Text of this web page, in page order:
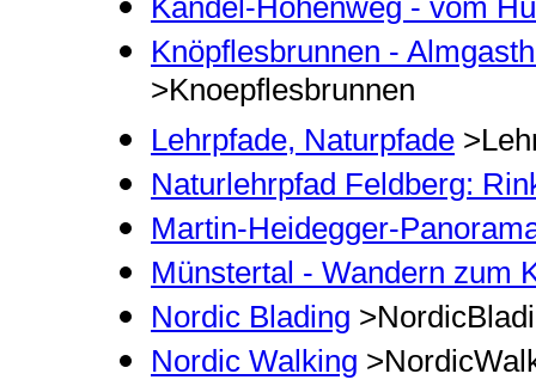
Kandel-Höhenweg - vom
Knöpflesbrunnen -
>Knoepflesbrunnen
Lehrpfade, Naturpfade
Naturlehrpfad Feldberg:
Martin-Heidegger-
Münstertal - Wandern zum
Nordic Blading
Nordic Walking